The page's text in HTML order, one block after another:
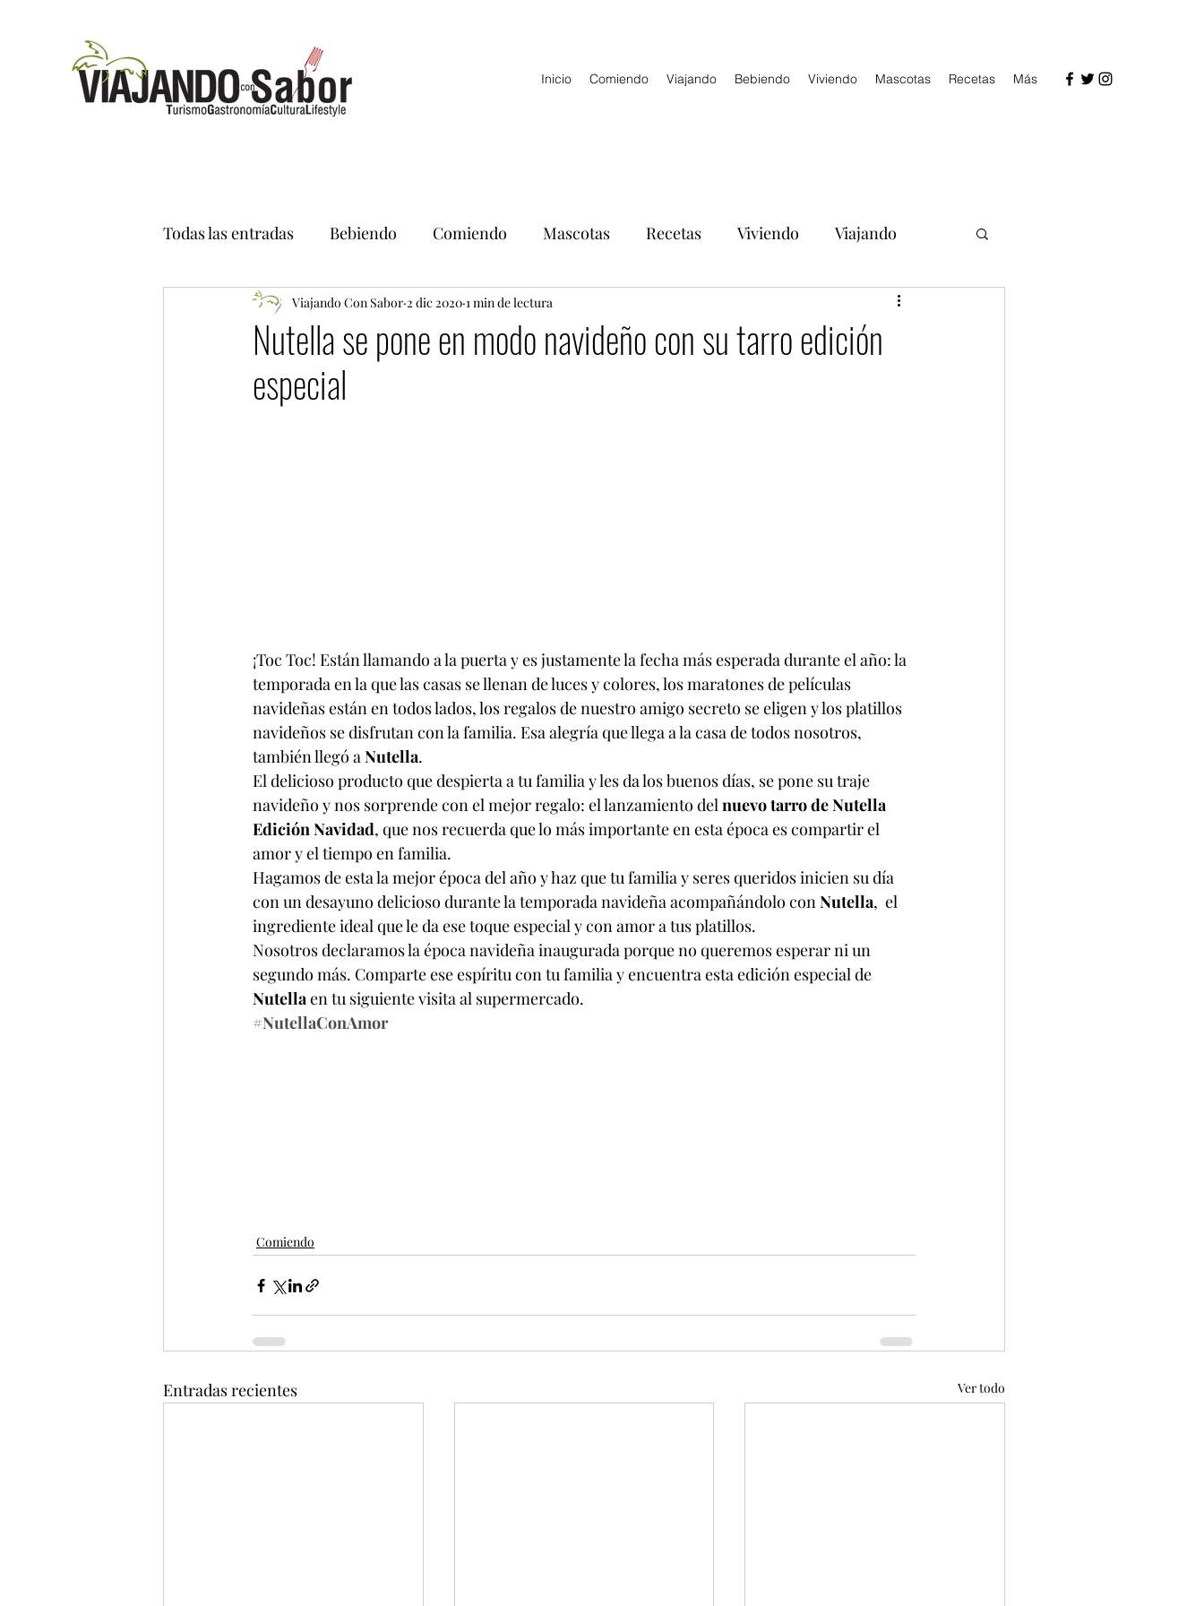
Inicio Comiendo Viajando Bebiendo Viviendo Mascotas Recetas Más
Todas las entradas Bebiendo Comiendo Mascotas Recetas Viviendo Viajando
Nutella se pone en modo navideño con su tarro edición
especial
Viajando Con Sabor 2 dic 2020 1 min de lectura
¡Toc Toc! Están llamando a la puerta y es justamente la fecha más esperada durante el año: la
temporada en la que las casas se llenan de luces y colores, los maratones de películas
navideñas están en todos lados, los regalos de nuestro amigo secreto se eligen y los platillos
navideños se disfrutan con la familia. Esa alegría que llega a la casa de todos nosotros,
también llegó a Nutella.
El delicioso producto que despierta a tu familia y les da los buenos días, se pone su traje
navideño y nos sorprende con el mejor regalo: el lanzamiento del nuevo tarro de Nutella
Edición Navidad, que nos recuerda que lo más importante en esta época es compartir el
amor y el tiempo en familia.
Hagamos de esta la mejor época del año y haz que tu familia y seres queridos inicien su día
con un desayuno delicioso durante la temporada navideña acompañándolo con Nutella,  el
ingrediente ideal que le da ese toque especial y con amor a tus platillos.
Nosotros declaramos la época navideña inaugurada porque no queremos esperar ni un
segundo más. Comparte ese espíritu con tu familia y encuentra esta edición especial de
Nutella en tu siguiente visita al supermercado.
#NutellaConAmor
Comiendo
Entradas recientes Ver todo